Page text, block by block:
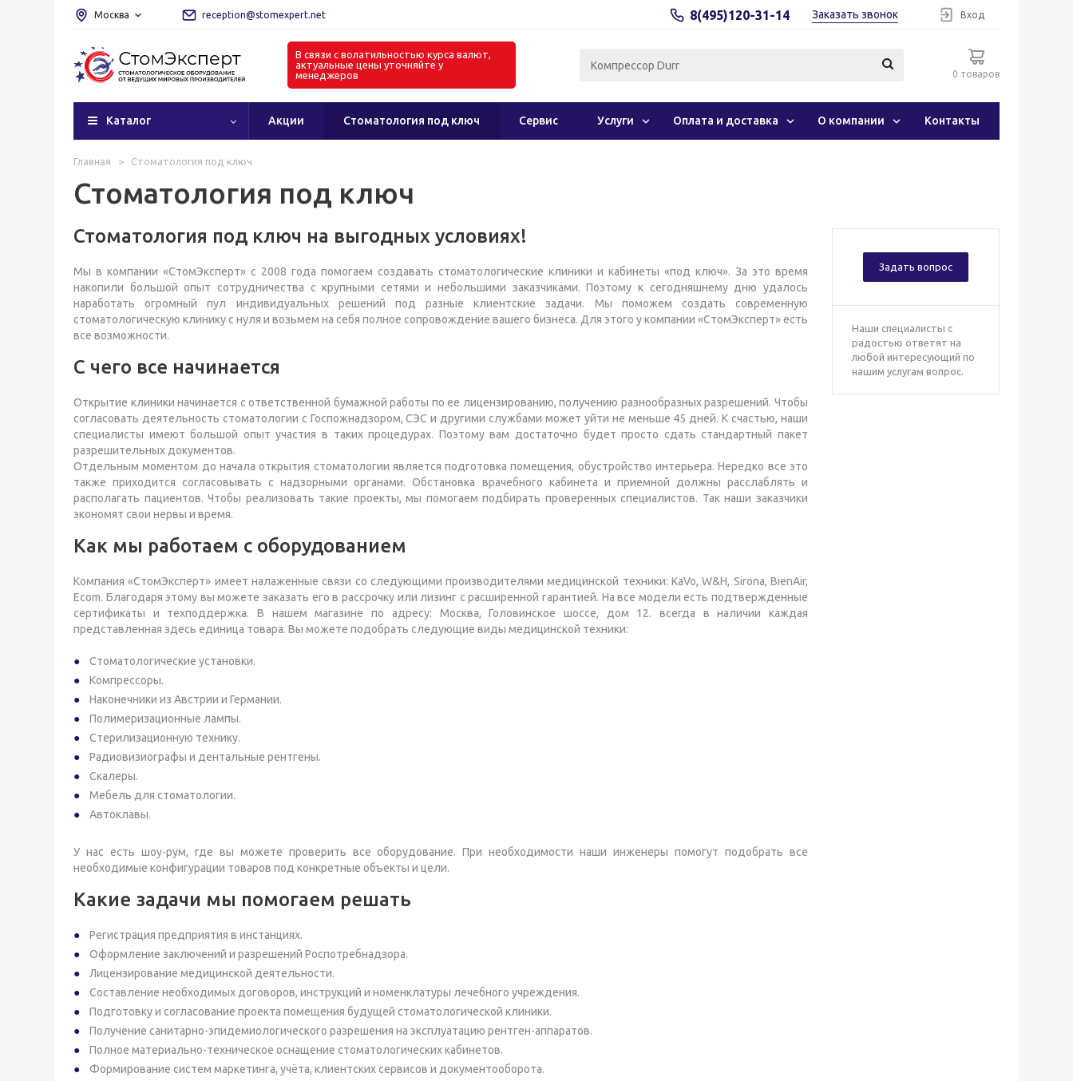
Москва reception@stomexpert.net 8(495)120-31-14 Заказать звонок Вход
В связи с волатильностью курса валют,
актуальные цены уточняйте у
менеджеров
0 товаров
Каталог Акции Стоматология под ключ Сервис Услуги Оплата и доставка О компании Контакты
Главная > Стоматология под ключ
Стоматология под ключ
Задать вопрос
Наши специалисты с
радостью ответят на
любой интересующий по
нашим услугам вопрос.
Стоматология под ключ на выгодных условиях!
Мы в компании «СтомЭксперт» с 2008 года помогаем создавать стоматологические клиники и кабинеты «под ключ». За это время
накопили большой опыт сотрудничества с крупными сетями и небольшими заказчиками. Поэтому к сегодняшнему дню удалось
наработать огромный пул индивидуальных решений под разные клиентские задачи. Мы поможем создать современную
стоматологическую клинику с нуля и возьмем на себя полное сопровождение вашего бизнеса. Для этого у компании «СтомЭксперт» есть
все возможности.
С чего все начинается
Открытие клиники начинается с ответственной бумажной работы по ее лицензированию, получению разнообразных разрешений. Чтобы
согласовать деятельность стоматологии с Госпожнадзором, СЭС и другими службами может уйти не меньше 45 дней. К счастью, наши
специалисты имеют большой опыт участия в таких процедурах. Поэтому вам достаточно будет просто сдать стандартный пакет
разрешительных документов.
Отдельным моментом до начала открытия стоматологии является подготовка помещения, обустройство интерьера. Нередко все это
также приходится согласовывать с надзорными органами. Обстановка врачебного кабинета и приемной должны расслаблять и
располагать пациентов. Чтобы реализовать такие проекты, мы помогаем подбирать проверенных специалистов. Так наши заказчики
экономят свои нервы и время.
Как мы работаем с оборудованием
Компания «СтомЭксперт» имеет налаженные связи со следующими производителями медицинской техники: KaVo, W&H, Sirona, BienAir,
Ecom. Благодаря этому вы можете заказать его в рассрочку или лизинг с расширенной гарантией. На все модели есть подтвержденные
сертификаты и техподдержка. В нашем магазине по адресу: Москва, Головинское шоссе, дом 12. всегда в наличии каждая
представленная здесь единица товара. Вы можете подобрать следующие виды медицинской техники:
Стоматологические установки.
Компрессоры.
Наконечники из Австрии и Германии.
Полимеризационные лампы.
Стерилизационную технику.
Радиовизиографы и дентальные рентгены.
Скалеры.
Мебель для стоматологии.
Автоклавы.
У нас есть шоу-рум, где вы можете проверить все оборудование. При необходимости наши инженеры помогут подобрать все
необходимые конфигурации товаров под конкретные объекты и цели.
Какие задачи мы помогаем решать
Регистрация предприятия в инстанциях.
Оформление заключений и разрешений Роспотребнадзора.
Лицензирование медицинской деятельности.
Составление необходимых договоров, инструкций и номенклатуры лечебного учреждения.
Подготовку и согласование проекта помещения будущей стоматологической клиники.
Получение санитарно-эпидемиологического разрешения на эксплуатацию рентген-аппаратов.
Полное материально-техническое оснащение стоматологических кабинетов.
Формирование систем маркетинга, учёта, клиентских сервисов и документооборота.